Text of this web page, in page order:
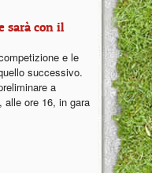
sarà con il
e le
successivo.
a
alle ore 16, in gara